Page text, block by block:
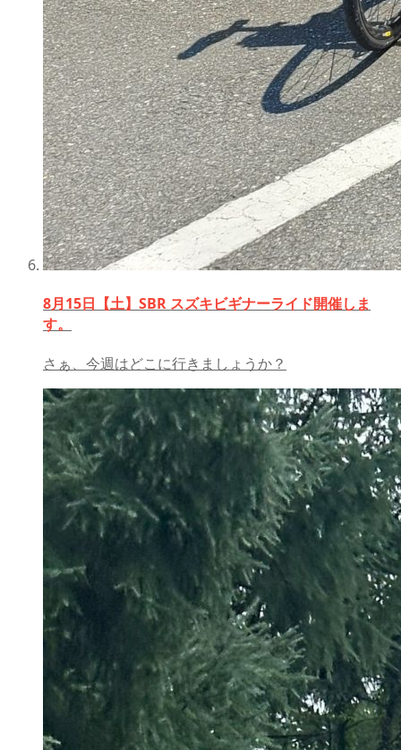
8月15日【土】SBR スズキビギナーライド開催しま
す。
さぁ、今週はどこに行きましょうか？